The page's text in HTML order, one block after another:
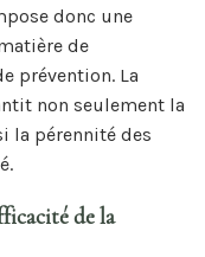
donc une
de
prévention. La
non seulement la
la pérennité des
de la